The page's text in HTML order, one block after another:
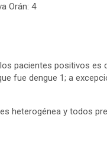
Orán: 4
pacientes positivos es
fue dengue 1; a
heterogénea y todos